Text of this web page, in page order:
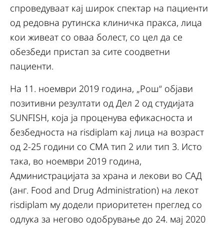
спроведуваат кај широк спектар на пациенти
од редовна рутинска клиничка пракса, лица
кои живеат со оваа болест, со цел да се
обезбеди пристап за сите соодветни
пациенти.
На 11. ноември 2019 година, „Рош“ објави
позитивни резултати од Дел 2 од студијата
SUNFISH, која ја проценува ефикасноста и
безбедноста на risdiplam кај лица на возраст
од 2-25 години со СМА тип 2 или тип 3. Исто
така, во ноември 2019 година,
Администрацијата за храна и лекови во САД
(анг. Food and Drug Administration) на лекот
risdiplam му додели приоритетен преглед со
одлука за негово одобрување до 24. мај 2020